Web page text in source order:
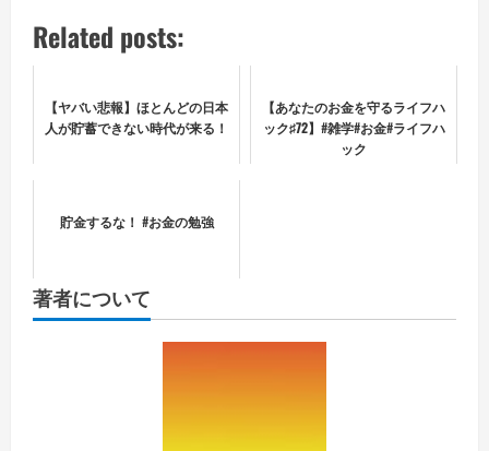
Related posts:
【ヤバい悲報】ほとんどの日本
人が貯蓄できない時代が来る！
【あなたのお金を守るライフハ
ック♯72】#雑学#お金#ライフハ
ック
貯金するな！ #お金の勉強
著者について